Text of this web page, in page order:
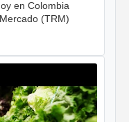
en Colombia
(TRM)